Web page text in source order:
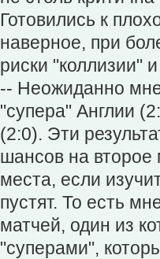
Готовились к
наверное, при
риски "коллизии"
-- Неожиданно
"супера" Англии
(2:0). Эти
шансов на второе
места, если
пустят. То есть
матчей, один из
"суперами",